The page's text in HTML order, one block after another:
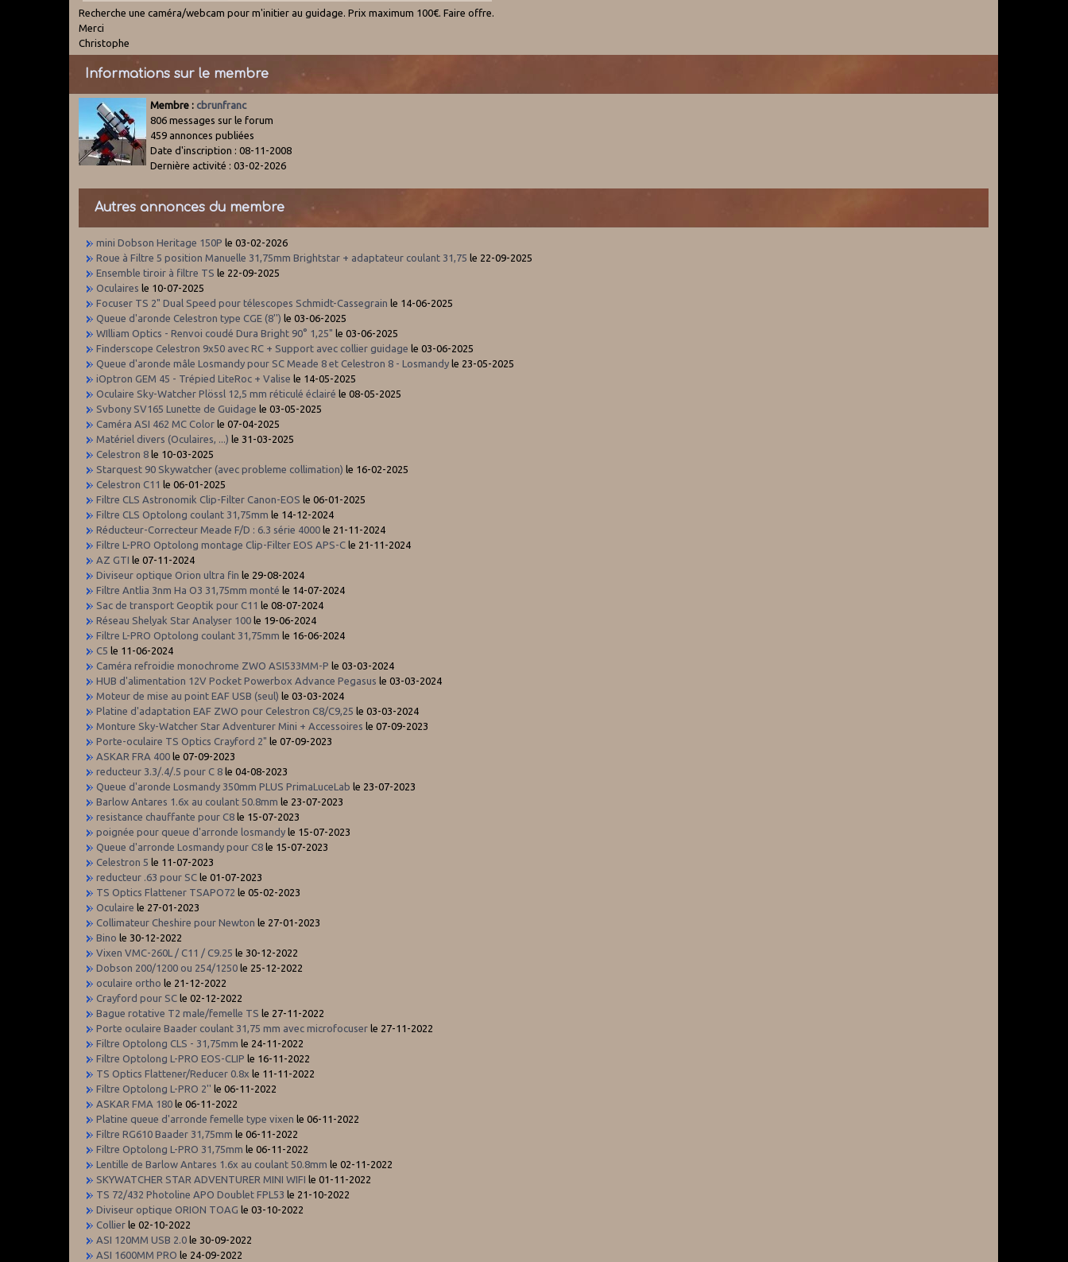
Recherche une caméra/webcam pour m'initier au guidage. Prix maximum 100€. Faire offre.
Merci
Christophe
Informations sur le membre
Membre : cbrunfranc
806 messages sur le forum
459 annonces publiées
Date d'inscription : 08-11-2008
Dernière activité : 03-02-2026
Autres annonces du membre
mini Dobson Heritage 150P le 03-02-2026
Roue à Filtre 5 position Manuelle 31,75mm Brightstar + adaptateur coulant 31,75 le 22-09-2025
Ensemble tiroir à filtre TS le 22-09-2025
Oculaires le 10-07-2025
Focuser TS 2" Dual Speed pour télescopes Schmidt-Cassegrain le 14-06-2025
Queue d'aronde Celestron type CGE (8'') le 03-06-2025
WIlliam Optics - Renvoi coudé Dura Bright 90° 1,25" le 03-06-2025
Finderscope Celestron 9x50 avec RC + Support avec collier guidage le 03-06-2025
Queue d'aronde mâle Losmandy pour SC Meade 8 et Celestron 8 - Losmandy le 23-05-2025
iOptron GEM 45 - Trépied LiteRoc + Valise le 14-05-2025
Oculaire Sky-Watcher Plössl 12,5 mm réticulé éclairé le 08-05-2025
Svbony SV165 Lunette de Guidage le 03-05-2025
Caméra ASI 462 MC Color le 07-04-2025
Matériel divers (Oculaires, ...) le 31-03-2025
Celestron 8 le 10-03-2025
Starquest 90 Skywatcher (avec probleme collimation) le 16-02-2025
Celestron C11 le 06-01-2025
Filtre CLS Astronomik Clip-Filter Canon-EOS le 06-01-2025
Filtre CLS Optolong coulant 31,75mm le 14-12-2024
Réducteur-Correcteur Meade F/D : 6.3 série 4000 le 21-11-2024
Filtre L-PRO Optolong montage Clip-Filter EOS APS-C le 21-11-2024
AZ GTI le 07-11-2024
Diviseur optique Orion ultra fin le 29-08-2024
Filtre Antlia 3nm Ha O3 31,75mm monté le 14-07-2024
Sac de transport Geoptik pour C11 le 08-07-2024
Réseau Shelyak Star Analyser 100 le 19-06-2024
Filtre L-PRO Optolong coulant 31,75mm le 16-06-2024
C5 le 11-06-2024
Caméra refroidie monochrome ZWO ASI533MM-P le 03-03-2024
HUB d'alimentation 12V Pocket Powerbox Advance Pegasus le 03-03-2024
Moteur de mise au point EAF USB (seul) le 03-03-2024
Platine d'adaptation EAF ZWO pour Celestron C8/C9,25 le 03-03-2024
Monture Sky-Watcher Star Adventurer Mini + Accessoires le 07-09-2023
Porte-oculaire TS Optics Crayford 2" le 07-09-2023
ASKAR FRA 400 le 07-09-2023
reducteur 3.3/.4/.5 pour C 8 le 04-08-2023
Queue d'aronde Losmandy 350mm PLUS PrimaLuceLab le 23-07-2023
Barlow Antares 1.6x au coulant 50.8mm le 23-07-2023
resistance chauffante pour C8 le 15-07-2023
poignée pour queue d'arronde losmandy le 15-07-2023
Queue d'arronde Losmandy pour C8 le 15-07-2023
Celestron 5 le 11-07-2023
reducteur .63 pour SC le 01-07-2023
TS Optics Flattener TSAPO72 le 05-02-2023
Oculaire le 27-01-2023
Collimateur Cheshire pour Newton le 27-01-2023
Bino le 30-12-2022
Vixen VMC-260L / C11 / C9.25 le 30-12-2022
Dobson 200/1200 ou 254/1250 le 25-12-2022
oculaire ortho le 21-12-2022
Crayford pour SC le 02-12-2022
Bague rotative T2 male/femelle TS le 27-11-2022
Porte oculaire Baader coulant 31,75 mm avec microfocuser le 27-11-2022
Filtre Optolong CLS - 31,75mm le 24-11-2022
Filtre Optolong L-PRO EOS-CLIP le 16-11-2022
TS Optics Flattener/Reducer 0.8x le 11-11-2022
Filtre Optolong L-PRO 2'' le 06-11-2022
ASKAR FMA 180 le 06-11-2022
Platine queue d'arronde femelle type vixen le 06-11-2022
Filtre RG610 Baader 31,75mm le 06-11-2022
Filtre Optolong L-PRO 31,75mm le 06-11-2022
Lentille de Barlow Antares 1.6x au coulant 50.8mm le 02-11-2022
SKYWATCHER STAR ADVENTURER MINI WIFI le 01-11-2022
TS 72/432 Photoline APO Doublet FPL53 le 21-10-2022
Diviseur optique ORION TOAG le 03-10-2022
Collier le 02-10-2022
ASI 120MM USB 2.0 le 30-09-2022
ASI 1600MM PRO le 24-09-2022